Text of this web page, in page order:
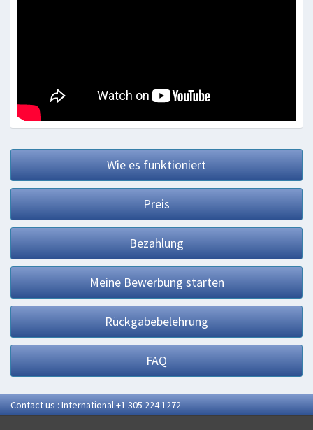
Wie es funktioniert
Preis
Bezahlung
Meine Bewerbung starten
Rückgabebelehrung
FAQ
Contact us : International:+1 305 224 1272